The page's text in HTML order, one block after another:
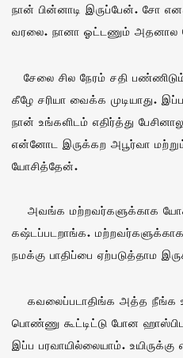
நான் பின்னாடி இருப்பேன். சோ
வரலை. நானா ஓட்டணும் அதனால
சேலை சில நேரம் சதி
கீழே சரியா வைக்க முடியாது.
நான் உங்களிடம் எதிர்த்து
என்னோட இருக்கற அபூர்வா
யோசித்தேன்.
அவங்க மற்றவர்களுக்காக
கஷ்டப்படறாங்க.
நமக்கு பாதிப்பை ஏற்படுத்தாம
கவலைப்படாதிங்க அத்த நீங்க
பொண்ணு கூட்டிட்டு போன
இப்ப பரவாயில்லையாம்.